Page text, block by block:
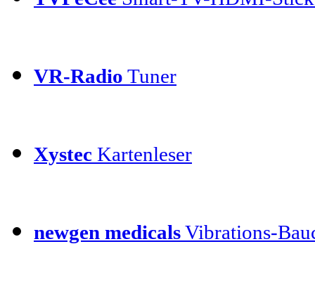
VR-Radio Tuner
Xystec Kartenleser
newgen medicalsVibrations-